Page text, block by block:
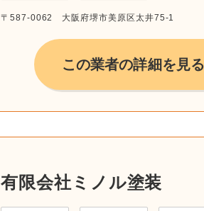
〒587-0062 大阪府堺市美原区太井75-1
この業者の詳細を見る
有限会社ミノル塗装